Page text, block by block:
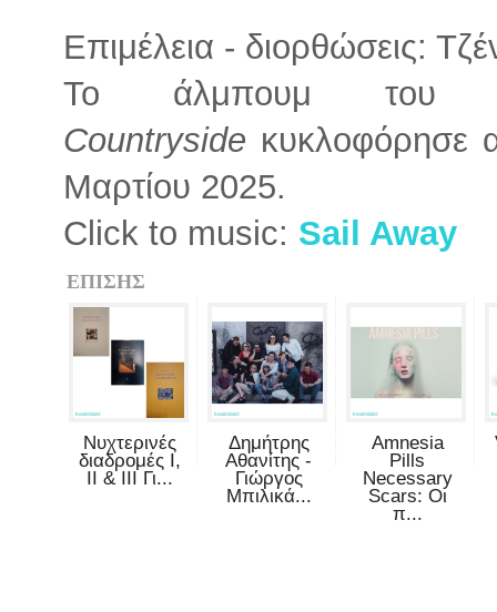
Επιμέλεια - διορθώσεις:
Το άλμπουμ
Countryside κυκλοφόρησε
Μαρτίου 2025.
Click to music: Sail Away
ΕΠΙΣΗΣ
Νυχτερινές
διαδρομές Ι,
ΙΙ & ΙΙΙ Γι...
Δημήτρης
Αθανίτης -
Γιώργος
Μπιλικά...
Amnesia
Pills
Necessary
Scars: Οι
π...